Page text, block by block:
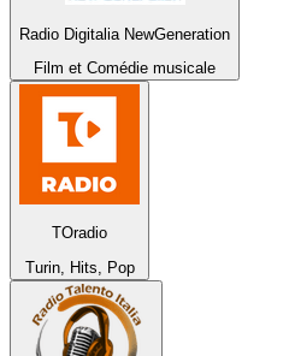
Radio Digitalia NewGeneration
Film et Comédie musicale
TOradio
Turin, Hits, Pop